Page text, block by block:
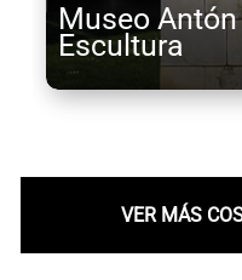
Museo
Escultura
VER MÁS